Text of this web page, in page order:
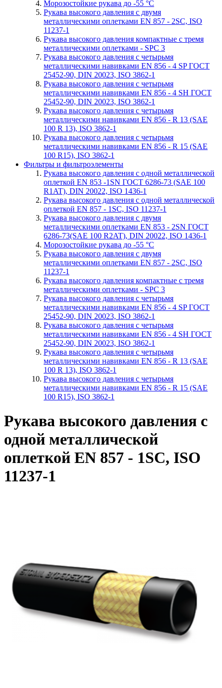
Морозостойкие рукава до -55 °С
Рукава высокого давления с двумя
металлическими оплетками EN 857 - 2SС, ISO
11237-1
Рукава высокого давления компактные с тремя
металлическими оплетками - SPC 3
Рукава высокого давления с четырьмя
металлическими навивками EN 856 - 4 SP ГОСТ
25452-90, DIN 20023, ISO 3862-1
Рукава высокого давления с четырьмя
металлическими навивками EN 856 - 4 SH ГОСТ
25452-90, DIN 20023, ISO 3862-1
Рукава высокого давления с четырьмя
металлическими навивками EN 856 - R 13 (SAE
100 R 13), ISO 3862-1
Рукава высокого давления с четырьмя
металлическими навивками EN 856 - R 15 (SAE
100 R15), ISO 3862-1
Фильтры и фильтроэлементы
Рукава высокого давления с одной металлической
оплеткой EN 853 -1SN ГОСТ 6286-73 (SAE 100
R1AT), DIN 20022, ISO 1436-1
Рукава высокого давления с одной металлической
оплеткой EN 857 - 1SС, ISO 11237-1
Рукава высокого давления с двумя
металлическими оплетками EN 853 - 2SN ГОСТ
6286-73(SAE 100 R2AT), DIN 20022, ISO 1436-1
Морозостойкие рукава до -55 °С
Рукава высокого давления с двумя
металлическими оплетками EN 857 - 2SС, ISO
11237-1
Рукава высокого давления компактные с тремя
металлическими оплетками - SPC 3
Рукава высокого давления с четырьмя
металлическими навивками EN 856 - 4 SP ГОСТ
25452-90, DIN 20023, ISO 3862-1
Рукава высокого давления с четырьмя
металлическими навивками EN 856 - 4 SH ГОСТ
25452-90, DIN 20023, ISO 3862-1
Рукава высокого давления с четырьмя
металлическими навивками EN 856 - R 13 (SAE
100 R 13), ISO 3862-1
Рукава высокого давления с четырьмя
металлическими навивками EN 856 - R 15 (SAE
100 R15), ISO 3862-1
Рукава высокого давления с
одной металлической
оплеткой EN 857 - 1SС, ISO
11237-1